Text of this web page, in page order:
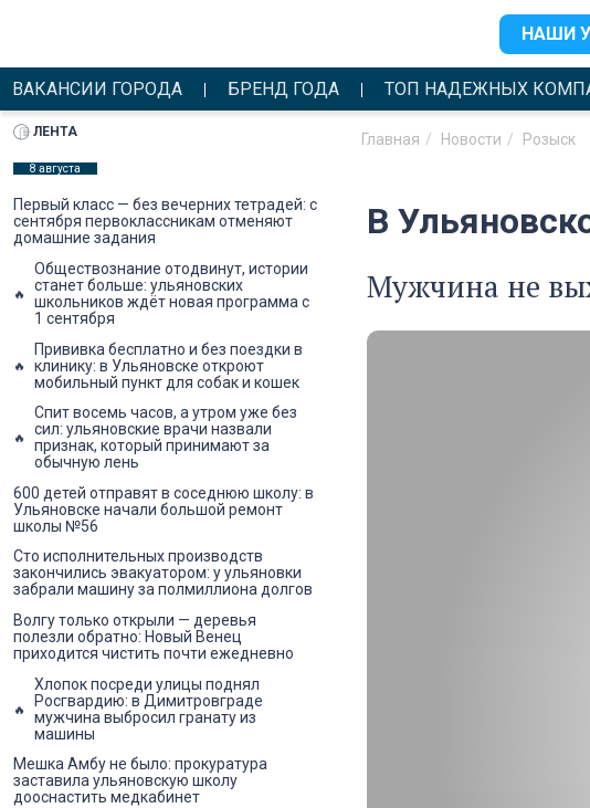
НАШИ
ВАКАНСИИ ГОРОДА БРЕНД ГОДА ТОП НАДЕЖНЫХ
Главная Новости Розыск
В
Мужчина не
ЛЕНТА
8 августа
Первый класс — без вечерних тетрадей: с
сентября первоклассникам отменяют
домашние задания
Обществознание отодвинут, истории
станет больше: ульяновских
школьников ждёт новая программа с
1 сентября
Прививка бесплатно и без поездки в
клинику: в Ульяновске откроют
мобильный пункт для собак и кошек
Спит восемь часов, а утром уже без
сил: ульяновские врачи назвали
признак, который принимают за
обычную лень
600 детей отправят в соседнюю школу: в
Ульяновске начали большой ремонт
школы №56
Сто исполнительных производств
закончились эвакуатором: у ульяновки
забрали машину за полмиллиона долгов
Волгу только открыли — деревья
полезли обратно: Новый Венец
приходится чистить почти ежедневно
Хлопок посреди улицы поднял
Росгвардию: в Димитровграде
мужчина выбросил гранату из
машины
Мешка Амбу не было: прокуратура
заставила ульяновскую школу
дооснастить медкабинет